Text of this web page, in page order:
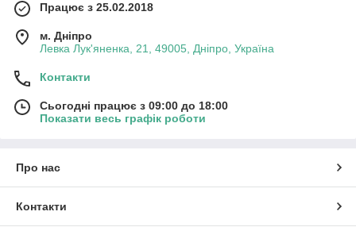
Працює з 25.02.2018
м. Дніпро
Левка Лук'яненка, 21, 49005, Дніпро, Україна
Контакти
Сьогодні працює з 09:00 до 18:00
Показати весь графік роботи
Про нас
Контакти